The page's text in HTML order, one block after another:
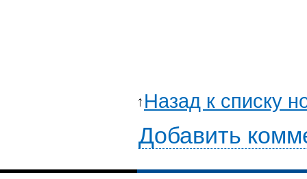
Назад к списку
Добавить